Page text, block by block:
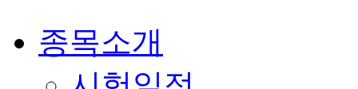
종목소개